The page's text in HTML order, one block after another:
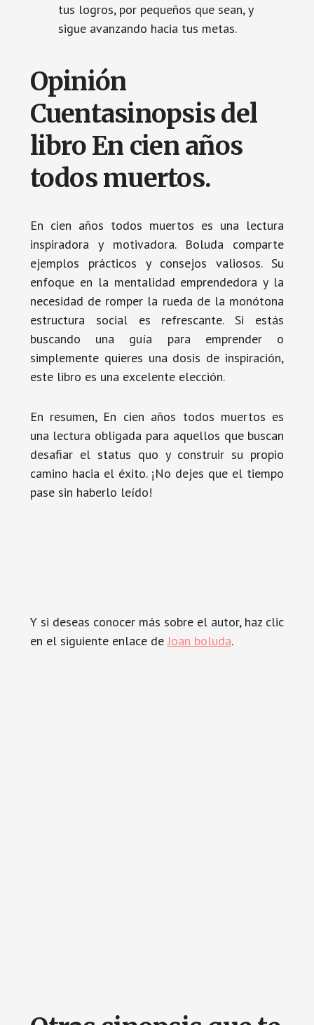
tus logros, por pequeños que sean, y
sigue avanzando hacia tus metas.
Opinión
Cuentasinopsis del
libro En cien años
todos muertos.
En cien años todos muertos es una lectura
inspiradora y motivadora. Boluda comparte
ejemplos prácticos y consejos valiosos. Su
enfoque en la mentalidad emprendedora y la
necesidad de romper la rueda de la monótona
estructura social es refrescante. Si estás
buscando una guía para emprender o
simplemente quieres una dosis de inspiración,
este libro es una excelente elección.
En resumen, En cien años todos muertos es
una lectura obligada para aquellos que buscan
desafiar el status quo y construir su propio
camino hacia el éxito. ¡No dejes que el tiempo
pase sin haberlo leído!
Y si deseas conocer más sobre el autor, haz clic
en el siguiente enlace deJoan boluda.